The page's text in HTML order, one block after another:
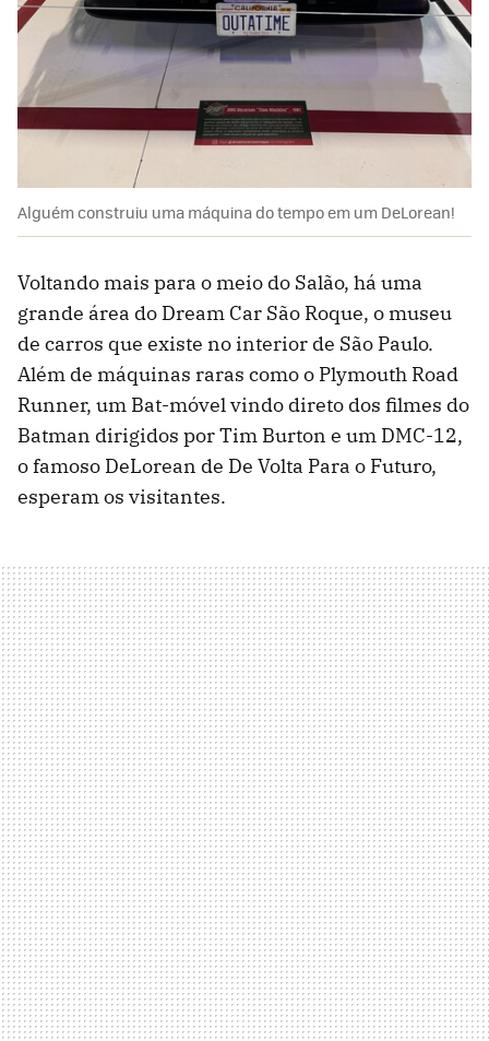
Alguém construiu uma máquina do tempo em um DeLorean!
Voltando mais para o meio do Salão, há uma
grande área do Dream Car São Roque, o museu
de carros que existe no interior de São Paulo.
Além de máquinas raras como o Plymouth Road
Runner, um Bat-móvel vindo direto dos filmes do
Batman dirigidos por Tim Burton e um DMC-12,
o famoso DeLorean de De Volta Para o Futuro,
esperam os visitantes.